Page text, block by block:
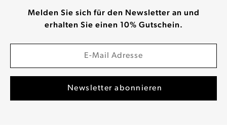
Melden Sie sich für den Newsletter an und
erhalten Sie einen 10% Gutschein.